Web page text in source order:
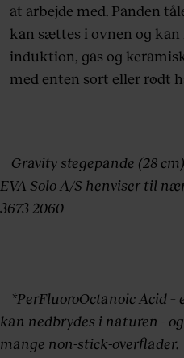
at arbejde med. Panden
kan sættes i ovnen og
induktion, gas og
med enten sort eller rødt
Gravity stegepande (28
EVA Solo A/S henviser til
3673 2060
*PerFluoroOctanoic Acid
kan nedbrydes i naturen -
mange non-stick-overflader.